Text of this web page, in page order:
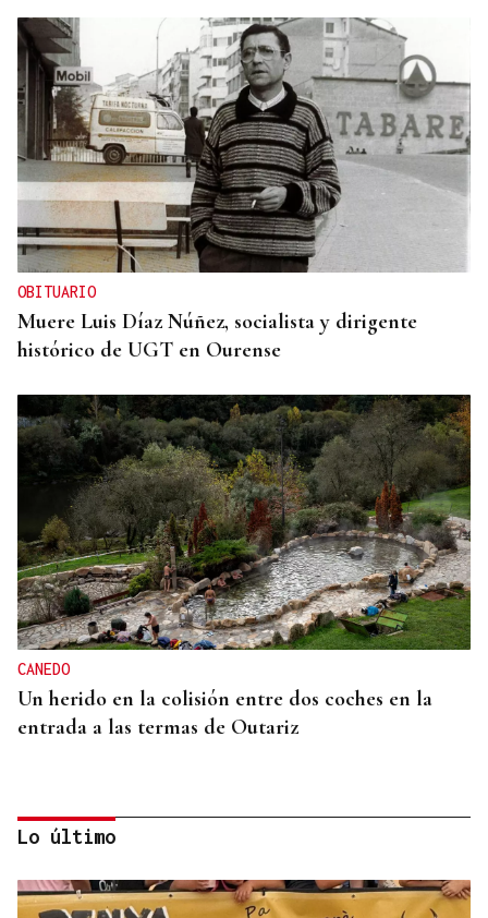
OBITUARIO
Muere Luis Díaz Núñez, socialista y dirigente
histórico de UGT en Ourense
CANEDO
Un herido en la colisión entre dos coches en la
entrada a las termas de Outariz
Lo último